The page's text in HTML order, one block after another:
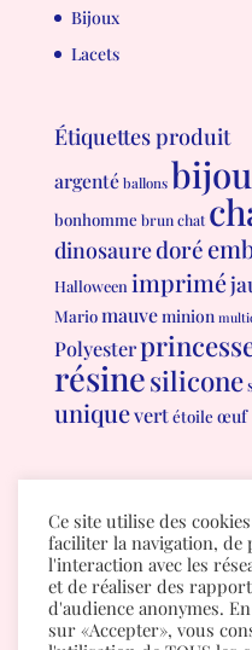
Bijoux
Lacets
Étiquettes produit
argenté ballons bijou
bonhomme brun chat
dinosauredoré
Halloween imprimé
Mariomauveminion
Polyester
résinesilicone
uniquevertétoile œuf
Politique de
Ce site utilise des
faciliter la navigation, de
l'interaction avec les
et de réaliser des
d'audience anonymes.
sur «Accepter», vous